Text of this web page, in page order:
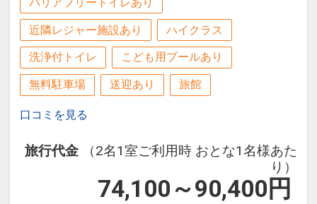
等）をご記入ください。
※当日に記念日の証明になるものをご持
参ください。
※旅行代金に含まれます。
設定期間：2026年4月1日～2026年9月
インターネットコース番号：DP-1-
近隣レジャー施設あり ハイクラス
洗浄付トイレ こども用プールあり
無料駐車場 送迎あり 旅館
口コミを見る
旅行代金
（2名1室ご利用時 おとな1名様あた
り）
74,100～90,400 円